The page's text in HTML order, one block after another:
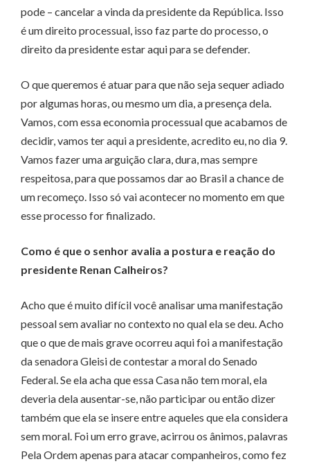
pode – cancelar a vinda da presidente da República. Isso
é um direito processual, isso faz parte do processo, o
direito da presidente estar aqui para se defender.
O que queremos é atuar para que não seja sequer adiado
por algumas horas, ou mesmo um dia, a presença dela.
Vamos, com essa economia processual que acabamos de
decidir, vamos ter aqui a presidente, acredito eu, no dia 9.
Vamos fazer uma arguição clara, dura, mas sempre
respeitosa, para que possamos dar ao Brasil a chance de
um recomeço. Isso só vai acontecer no momento em que
esse processo for finalizado.
Como é que o senhor avalia a postura e reação do
presidente Renan Calheiros?
Acho que é muito difícil você analisar uma manifestação
pessoal sem avaliar no contexto no qual ela se deu. Acho
que o que de mais grave ocorreu aqui foi a manifestação
da senadora Gleisi de contestar a moral do Senado
Federal. Se ela acha que essa Casa não tem moral, ela
deveria dela ausentar-se, não participar ou então dizer
também que ela se insere entre aqueles que ela considera
sem moral. Foi um erro grave, acirrou os ânimos, palavras
Pela Ordem apenas para atacar companheiros, como fez